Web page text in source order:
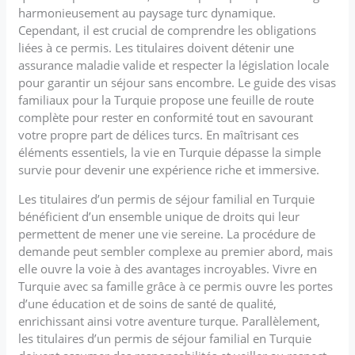
harmonieusement au paysage turc dynamique.
Cependant, il est crucial de comprendre les obligations
liées à ce permis. Les titulaires doivent détenir une
assurance maladie valide et respecter la législation locale
pour garantir un séjour sans encombre. Le guide des visas
familiaux pour la Turquie propose une feuille de route
complète pour rester en conformité tout en savourant
votre propre part de délices turcs. En maîtrisant ces
éléments essentiels, la vie en Turquie dépasse la simple
survie pour devenir une expérience riche et immersive.
Les titulaires d’un permis de séjour familial en Turquie
bénéficient d’un ensemble unique de droits qui leur
permettent de mener une vie sereine. La procédure de
demande peut sembler complexe au premier abord, mais
elle ouvre la voie à des avantages incroyables. Vivre en
Turquie avec sa famille grâce à ce permis ouvre les portes
d’une éducation et de soins de santé de qualité,
enrichissant ainsi votre aventure turque. Parallèlement,
les titulaires d’un permis de séjour familial en Turquie